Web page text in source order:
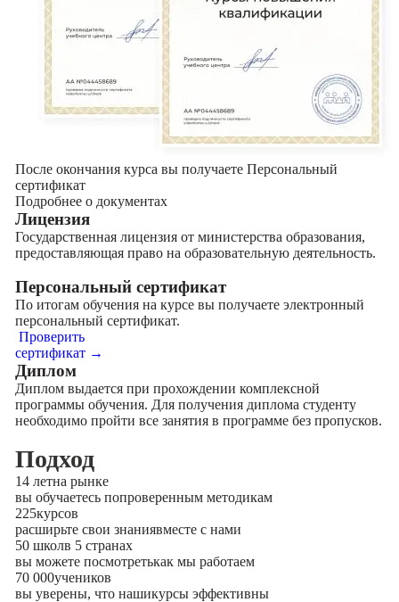
После окончания курса вы получаете Персональный
сертификат
Подробнее о документах
Лицензия
Государственная лицензия от министерства образования,
предоставляющая право на образовательную деятельность.
Персональный сертификат
По итогам обучения на курсе вы получаете электронный
персональный сертификат.
Проверить
сертификат →
Диплом
Диплом выдается при прохождении комплексной
программы обучения. Для получения диплома студенту
необходимо пройти все занятия в программе без пропусков.
Подход
14 летна рынке
вы обучаетесь попроверенным методикам
225курсов
расширьте свои знаниявместе с нами
50 школв 5 странах
вы можете посмотретькак мы работаем
70 000учеников
вы уверены, что нашикурсы эффективны